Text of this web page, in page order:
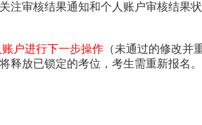
注审核结果通知和个人账户审核结果
户进行下一步操作 （未通过的修改并
释放已锁定的考位，考生需重新报名。